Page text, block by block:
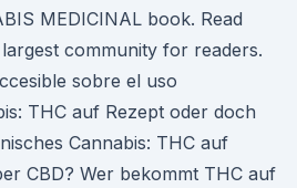
MEDICINAL book. Read
community for readers.
sobre el uso
THC auf Rezept oder doch
Cannabis: THC auf
CBD? Wer bekommt THC auf